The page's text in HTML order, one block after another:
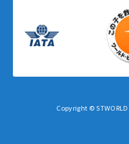
Copyright ©